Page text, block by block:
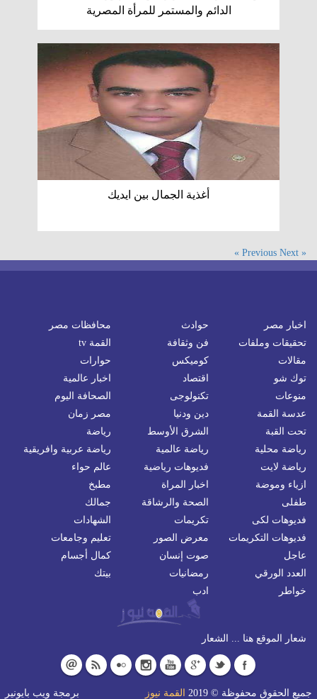
الدائم والمستمر للمرأة المصرية
أغذية الجمال بين ايديك
« Previous
Next »
اخبار مصر حوادث
محافظات مصر
تحقيقات وملفات
فن وثقافة
القمة tv
مقالات
كوميكس
حوارات
توك شو
اقتصاد
اخبار عالمية
منوعات
تكنولوجى
الصحافة اليوم
عدسة القمة
دين ودنيا
مصر زمان
تحت القبة
الشرق الأوسط
رياضة
رياضة محلية
رياضة عالمية
رياضة عربية وافريقية
رياضة لايت
فديوهات رياضية
عالم حواء
ازياء وموضة
اخبار المراة
مطبخ
طفلى
الصحة والرشاقة
جمالك
فديوهات لكى
تكريمات
الشهادات
فديوهات التكريمات
معرض الصور
تعليم وجامعات
عاجل
صوت إنسان
كمال أجسام
العدد الورقي
رمضانيات
بيتك
خواطر
ادب
شعار الموقع هنا ... الشعار
جميع الحقوق محفوظة © 2019 القمة نيوز برمجة ويب بايونير